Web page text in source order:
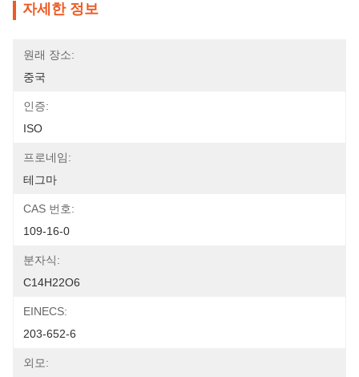
자세한 정보
원래 장소:
중국
인증:
ISO
프로네임:
테그마
CAS 번호:
109-16-0
분자식:
C14H22O6
EINECS:
203-652-6
외모: